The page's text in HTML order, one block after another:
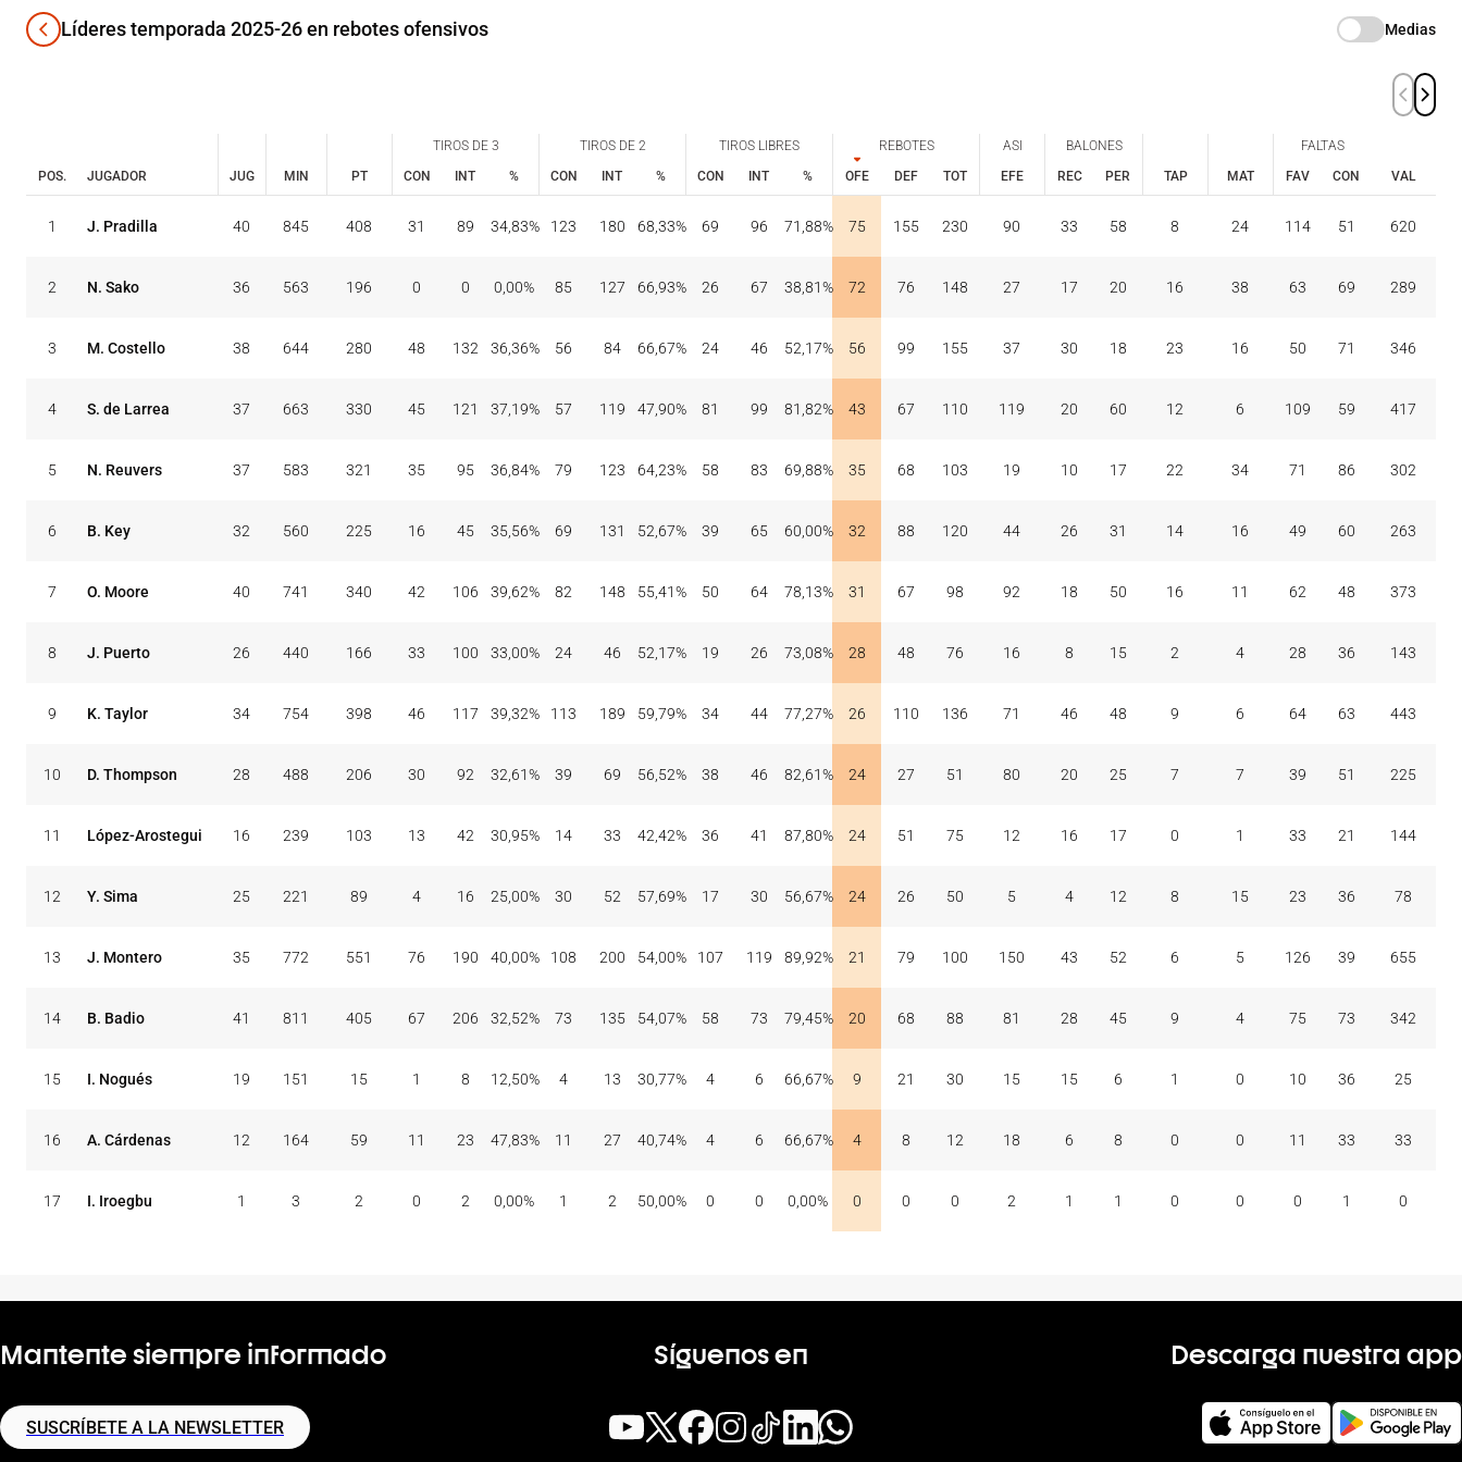
Líderes temporada 2025-26 en rebotes ofensivos Medias
POS. JUGADOR JUG MIN PT
TIROS DE 3 TIROS DE 2 TIROS LIBRES REBOTES ASI
BALONES
TAP
MAT
FALTAS
VAL
CON INT % CON INT % CON INT % OFE DEF TOT EFE REC PER FAV CON
1 J. Pradilla 40 845 408 31 89 34,83% 123 180 68,33% 69 96 71,88% 75 155 230 90 33 58 8 24 114 51 620
2 N. Sako 36 563 196 0 0 0,00% 85 127 66,93% 26 67 38,81% 72 76 148 27 17 20 16 38 63 69 289
3 M. Costello 38 644 280 48 132 36,36% 56 84 66,67% 24 46 52,17% 56 99 155 37 30 18 23 16 50 71 346
4 S. de Larrea 37 663 330 45 121 37,19% 57 119 47,90% 81 99 81,82% 43 67 110 119 20 60 12 6 109 59 417
5 N. Reuvers 37 583 321 35 95 36,84% 79 123 64,23% 58 83 69,88% 35 68 103 19 10 17 22 34 71 86 302
6 B. Key 32 560 225 16 45 35,56% 69 131 52,67% 39 65 60,00% 32 88 120 44 26 31 14 16 49 60 263
7 O. Moore 40 741 340 42 106 39,62% 82 148 55,41% 50 64 78,13% 31 67 98 92 18 50 16 11 62 48 373
8 J. Puerto 26 440 166 33 100 33,00% 24 46 52,17% 19 26 73,08% 28 48 76 16 8 15 2 4 28 36 143
9 K. Taylor 34 754 398 46 117 39,32% 113 189 59,79% 34 44 77,27% 26 110 136 71 46 48 9 6 64 63 443
10 D. Thompson 28 488 206 30 92 32,61% 39 69 56,52% 38 46 82,61% 24 27 51 80 20 25 7 7 39 51 225
11 López-Arostegui 16 239 103 13 42 30,95% 14 33 42,42% 36 41 87,80% 24 51 75 12 16 17 0 1 33 21 144
12 Y. Sima 25 221 89 4 16 25,00% 30 52 57,69% 17 30 56,67% 24 26 50 5 4 12 8 15 23 36 78
13 J. Montero 35 772 551 76 190 40,00% 108 200 54,00% 107 119 89,92% 21 79 100 150 43 52 6 5 126 39 655
14 B. Badio 41 811 405 67 206 32,52% 73 135 54,07% 58 73 79,45% 20 68 88 81 28 45 9 4 75 73 342
15 I. Nogués 19 151 15 1 8 12,50% 4 13 30,77% 4 6 66,67% 9 21 30 15 15 6 1 0 10 36 25
16 A. Cárdenas 12 164 59 11 23 47,83% 11 27 40,74% 4 6 66,67% 4 8 12 18 6 8 0 0 11 33 33
17 I. Iroegbu 1 3 2 0 2 0,00% 1 2 50,00% 0 0 0,00% 0 0 0 2 1 1 0 0 0 1 0
Mantente siempre informado
SUSCRÍBETE A LA NEWSLETTER
Síguenos en Descarga nuestra app